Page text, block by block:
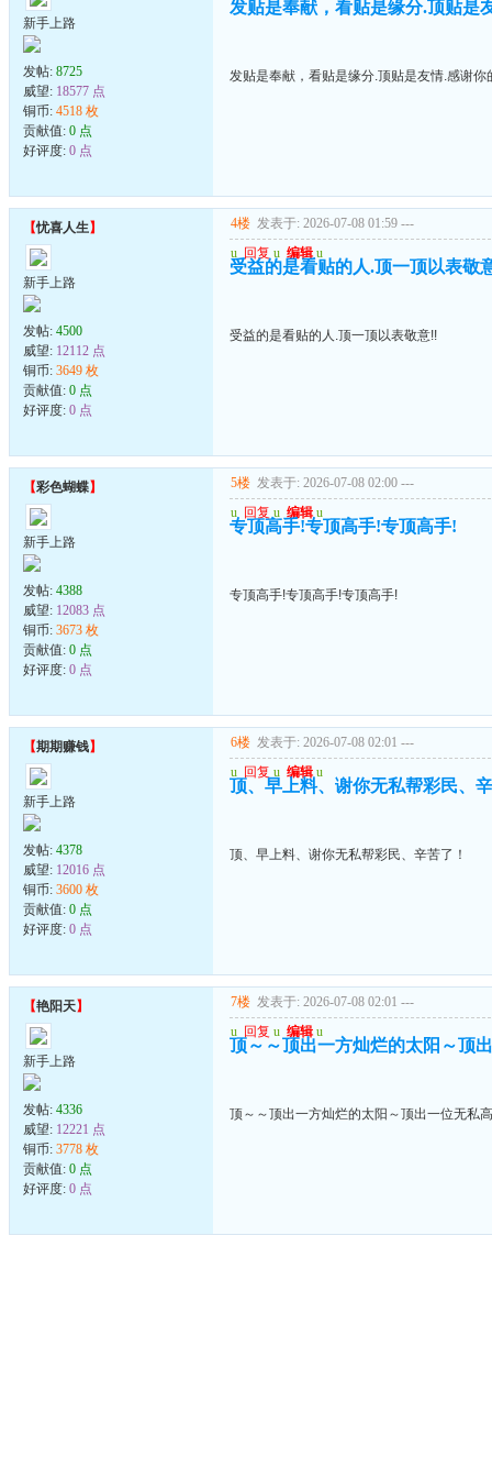
新手上路
发帖: 8725
威望: 18577 点
铜币: 4518 枚
贡献值: 0 点
好评度: 0 点
发贴是奉献，看贴是缘分.顶贴是
发贴是奉献，看贴是缘分.顶贴是友情.感谢你
【忧喜人生】
新手上路
发帖: 4500
威望: 12112 点
铜币: 3649 枚
贡献值: 0 点
好评度: 0 点
4楼 发表于: 2026-07-08 01:59 ---
u 回复 u 编辑 u
受益的是看贴的人.顶一顶以表敬
受益的是看贴的人.顶一顶以表敬意!!
【彩色蝴蝶】
新手上路
发帖: 4388
威望: 12083 点
铜币: 3673 枚
贡献值: 0 点
好评度: 0 点
5楼 发表于: 2026-07-08 02:00 ---
u 回复 u 编辑 u
专顶高手!专顶高手!专顶高手!
专顶高手!专顶高手!专顶高手!
【期期赚钱】
新手上路
发帖: 4378
威望: 12016 点
铜币: 3600 枚
贡献值: 0 点
好评度: 0 点
6楼 发表于: 2026-07-08 02:01 ---
u 回复 u 编辑 u
顶、早上料、谢你无私帮彩民、
顶、早上料、谢你无私帮彩民、辛苦了！
【艳阳天】
新手上路
发帖: 4336
威望: 12221 点
铜币: 3778 枚
贡献值: 0 点
好评度: 0 点
7楼 发表于: 2026-07-08 02:01 ---
u 回复 u 编辑 u
顶～～顶出一方灿烂的太阳～顶
顶～～顶出一方灿烂的太阳～顶出一位无私